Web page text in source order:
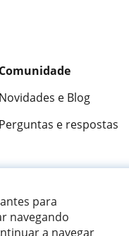
para
navegando
a navegar
Comunidade
Novidades e Blog
Perguntas e respostas